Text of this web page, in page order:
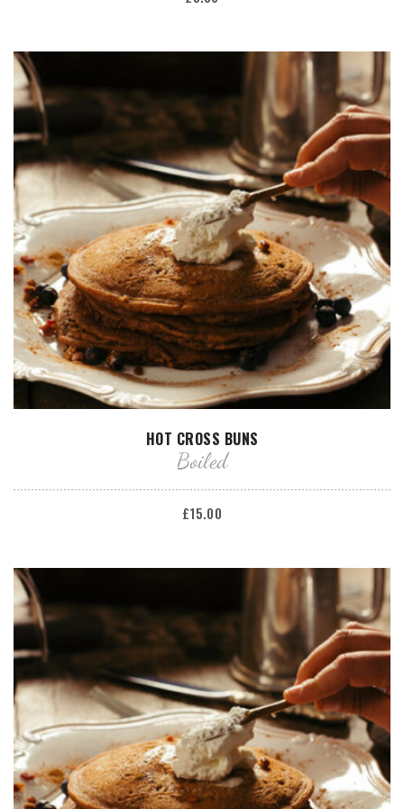
AÑADIR AL CARRITO
HOT CROSS BUNS
Boiled
£15.00